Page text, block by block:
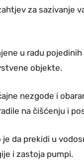
za sazivanje
u radu
objekte.
nezgode i
na čišćenju i
da prekidi u
i zastoja pumpi.